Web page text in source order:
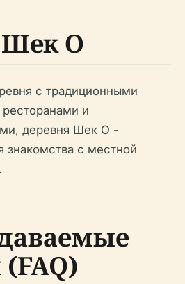
Шек О
с традиционными
и
деревня Шек О -
знакомства с местной